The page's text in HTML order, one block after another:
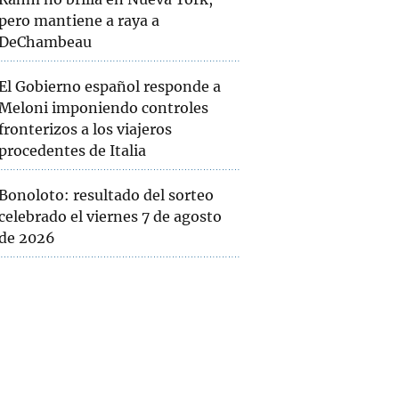
mantiene a raya a
Gobierno español responde a
imponiendo controles
a los viajeros
de Italia
resultado del sorteo
el viernes 7 de agosto
2026